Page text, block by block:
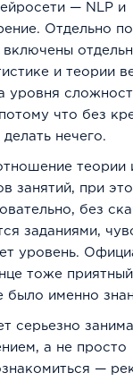
— NLP и
Отдельно
и теории
уровня
что без
нечего.
теории
занятий, при
без
заданиями,
уровень.
тоже
было именно
серьезно
а не просто
—